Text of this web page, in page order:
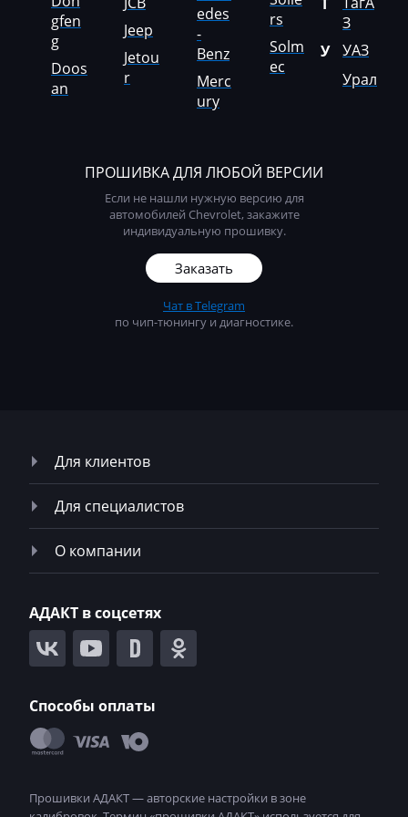
Ponsse
Porsche
Powerscreen
Rover
Saab
Saic
Samsung
Sandvik
Sany
Scania
Schaeff
Schaffer
SEM
gfen
g
Doos
an
Jeep
Jetou
r
edes
-
Benz
Merc
ury
rs
Solm
ec
З
У
УАЗ
Урал
ПРОШИВКА ДЛЯ ЛЮБОЙ ВЕРСИИ
Если не нашли нужную версию для
автомобилей Chevrolet, закажите
индивидуальную прошивку.
Заказать
Чат в Telegram
по чип-тюнингу и диагностике.
Для клиентов
Для специалистов
О компании
АДАКТ в соцсетях
Способы оплаты